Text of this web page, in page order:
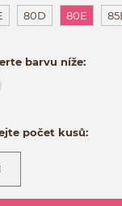
80D 80E
barvu níže:
počet kusů: